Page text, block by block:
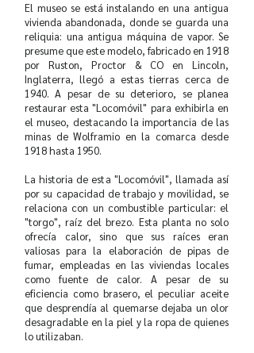
El museo se está instalando en una antigua
vivienda abandonada, donde se guarda una
reliquia: una antigua máquina de vapor. Se
presume que este modelo, fabricado en 1918
por Ruston, Proctor & CO en Lincoln,
Inglaterra, llegó a estas tierras cerca de
1940. A pesar de su deterioro, se planea
restaurar esta "Locomóvil" para exhibirla en
el museo, destacando la importancia de las
minas de Wolframio en la comarca desde
1918 hasta 1950.
La historia de esta "Locomóvil", llamada así
por su capacidad de trabajo y movilidad, se
relaciona con un combustible particular: el
"torgo", raíz del brezo. Esta planta no solo
ofrecía calor, sino que sus raíces eran
valiosas para la elaboración de pipas de
fumar, empleadas en las viviendas locales
como fuente de calor. A pesar de su
eficiencia como brasero, el peculiar aceite
que desprendía al quemarse dejaba un olor
desagradable en la piel y la ropa de quienes
lo utilizaban.